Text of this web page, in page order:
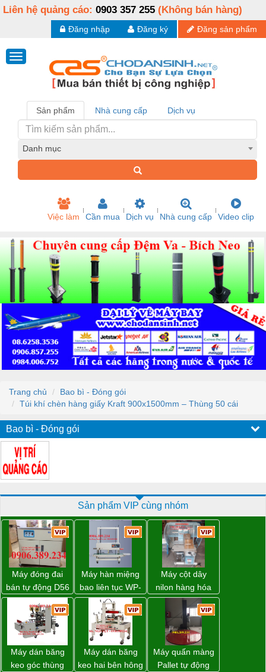
Liên hệ quảng cáo: 0903 357 255 (Không bán hàng)
Đăng sản phẩm
Đăng ký
Đăng nhập
Sản phẩm Nhà cung cấp Dịch vụ
Danh mục
Việc làm Cần mua Dịch vụ Nhà cung cấp Video clip
Trang chủ
Bao bì - Đóng gói
Túi khí chèn hàng giấy Kraft 900x1500mm – Thùng 50 cái
Bao bì - Đóng gói
Sản phẩm VIP cùng nhóm
Máy đóng đai
bán tự động D56
Strapack
Máy hàn miệng
bao liên tục WP-
1200V chính
hãng giá tốt
Máy cột dây
nilon hàng hóa
model CY-100
Máy dán băng
keo góc thùng
Máy dán băng
keo hai bên hông
Máy quấn màng
Pallet tự động